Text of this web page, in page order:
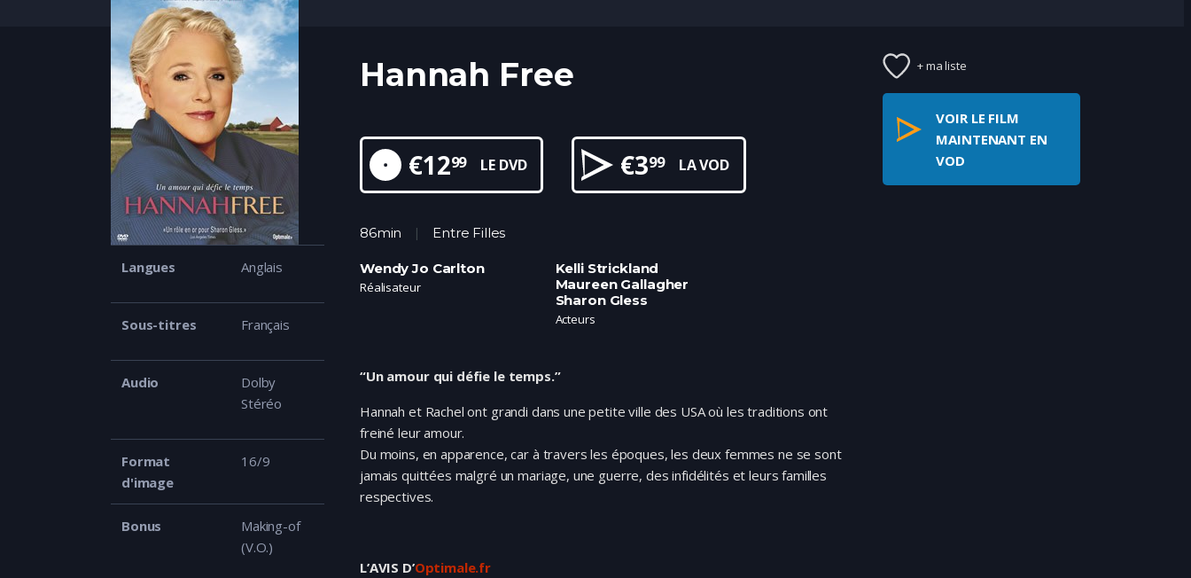
+ ma liste
VOIR LE FILM
MAINTENANT EN
VOD
Hannah Free
€1299 LE DVD €399 LA VOD
86min Entre Filles
Wendy Jo Carlton
Réalisateur
Kelli Strickland
Maureen Gallagher
Sharon Gless
Acteurs
“Un amour qui défie le temps.”
Hannah et Rachel ont grandi dans une petite ville des USA où les traditions ont
freiné leur amour.
Du moins, en apparence, car à travers les époques, les deux femmes ne se sont
jamais quittées malgré un mariage, une guerre, des infidélités et leurs familles
respectives.
L’AVIS D’Optimale.fr
Langues Anglais
Sous-titres Français
Audio
Dolby
Stéréo
Format
d'image
16/9
Bonus
Making-of
(V.O.)